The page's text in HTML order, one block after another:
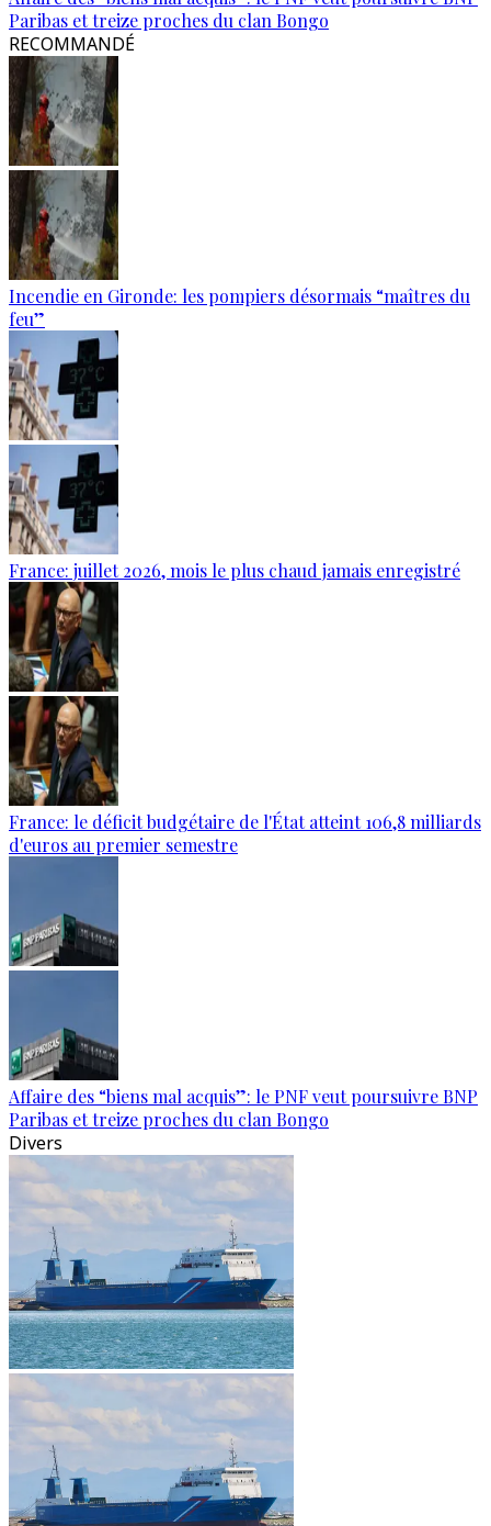
Paribas et treize proches du clan Bongo
RECOMMANDÉ
Incendie en Gironde: les pompiers désormais “maîtres du
feu”
France: juillet 2026, mois le plus chaud jamais enregistré
France: le déficit budgétaire de l'État atteint 106,8 milliards
d'euros au premier semestre
Affaire des “biens mal acquis”: le PNF veut poursuivre BNP
Paribas et treize proches du clan Bongo
Divers